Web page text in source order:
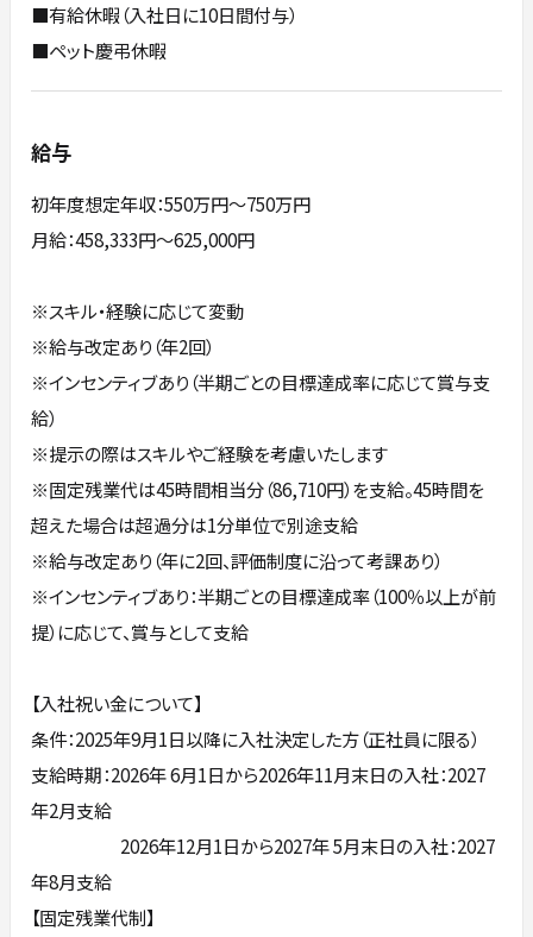
■有給休暇（入社日に10日間付与）
■ペット慶弔休暇
給与
初年度想定年収：550万円〜750万円
月給：458,333円～625,000円
※スキル・経験に応じて変動
※給与改定あり（年2回）
※インセンティブあり（半期ごとの目標達成率に応じて賞与支
給）
※提示の際はスキルやご経験を考慮いたします
※固定残業代は45時間相当分（86,710円）を支給。45時間を
超えた場合は超過分は1分単位で別途支給
※給与改定あり（年に2回、評価制度に沿って考課あり）
※インセンティブあり：半期ごとの目標達成率（100％以上が前
提）に応じて、賞与として支給
【入社祝い金について】
条件：2025年9月1日以降に入社決定した方（正社員に限る）
支給時期：2026年 6月1日から2026年11月末日の入社：2027
年2月支給
2026年12月1日から2027年 5月末日の入社：2027
年8月支給
【固定残業代制】